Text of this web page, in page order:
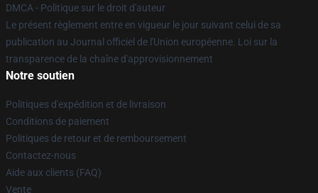
DMCA - Politique sur le droit d'auteur
Le présent règlement entre en vigueur le jour suivant celui de sa
publication au Journal officiel de l'Union européenne. Loi sur la
transparence de la chaîne d'approvisionnement
Notre soutien
Politiques d'expédition et de livraison
Conditions de paiement
Politiques de retour et de remboursement
Contactez-nous
Aide aux clients (FAQ)
Vente